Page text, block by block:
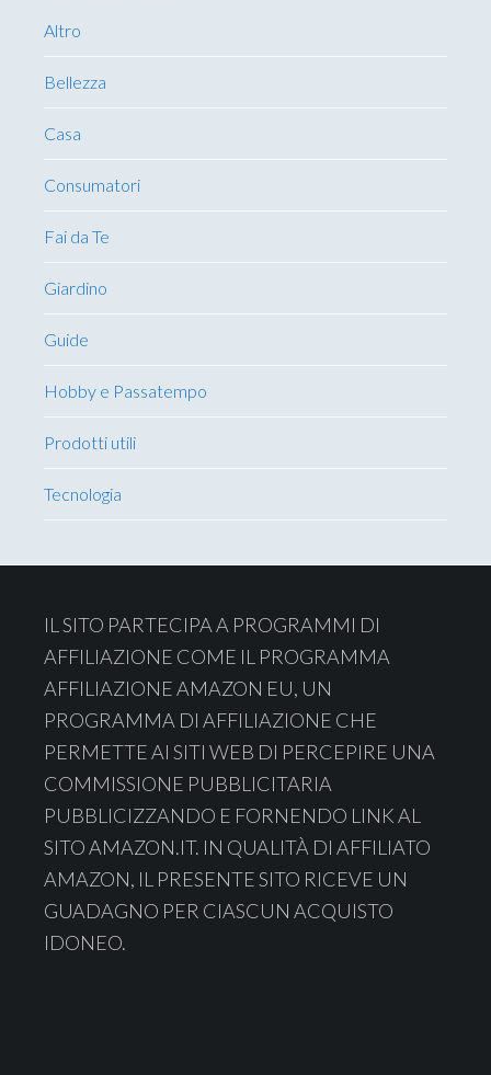
Altro
Bellezza
Casa
Consumatori
Fai da Te
Giardino
Guide
Hobby e Passatempo
Prodotti utili
Tecnologia
IL SITO PARTECIPA A PROGRAMMI DI
AFFILIAZIONE COME IL PROGRAMMA
AFFILIAZIONE AMAZON EU, UN
PROGRAMMA DI AFFILIAZIONE CHE
PERMETTE AI SITI WEB DI PERCEPIRE UNA
COMMISSIONE PUBBLICITARIA
PUBBLICIZZANDO E FORNENDO LINK AL
SITO AMAZON.IT. IN QUALITÀ DI AFFILIATO
AMAZON, IL PRESENTE SITO RICEVE UN
GUADAGNO PER CIASCUN ACQUISTO
IDONEO.